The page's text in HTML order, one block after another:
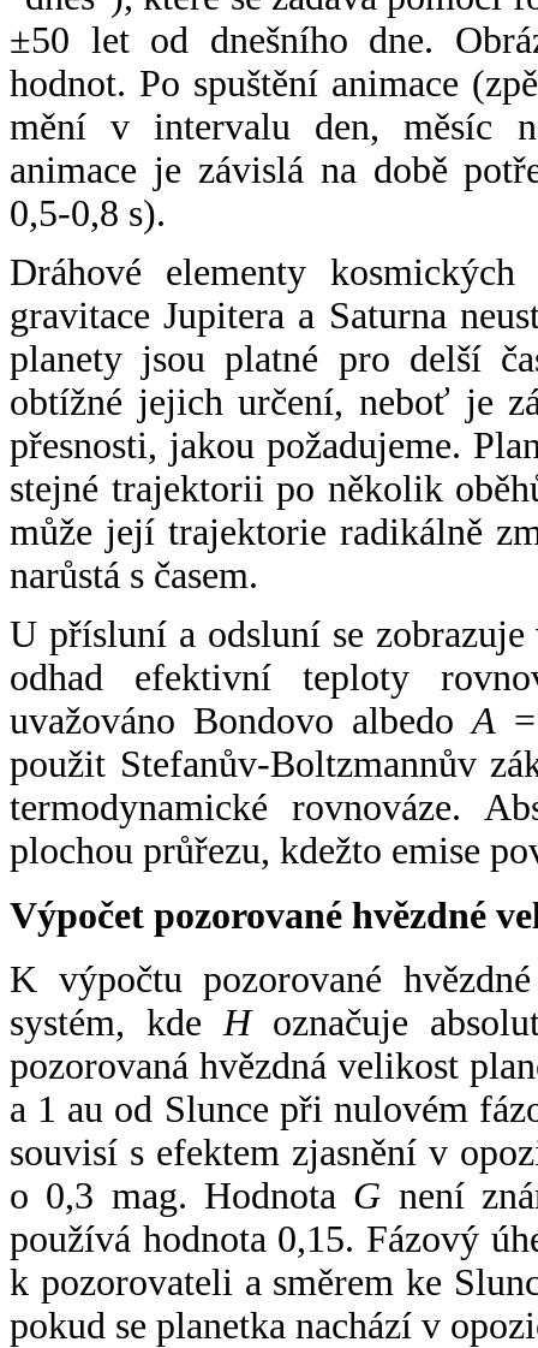
±50 let od dnešního dne.
hodnot. Po spuštění animace
mění v intervalu den, měsíc
animace je závislá na době
0,5-0,8 s).
Dráhové elementy
gravitace Jupitera a Saturna
planety jsou platné pro delší
obtížné jejich určení, neboť je
přesnosti, jakou požadujeme.
stejné trajektorii po několik
může její trajektorie radikálně
narůstá s časem.
U přísluní a odsluní se
odhad efektivní teploty
uvažováno Bondovo albedoA
použit Stefanův-Boltzmannův
termodynamické rovnováze.
plochou průřezu, kdežto emise
Výpočet pozorované hvězdné
K výpočtu pozorované
systém, kde Hoznačuje
pozorovaná hvězdná velikost
a 1 au od Slunce při nulovém
souvisí s efektem zjasnění v
o 0,3 mag. Hodnota G není
používá hodnota 0,15. Fázový
k pozorovateli a směrem ke
pokud se planetka nachází v